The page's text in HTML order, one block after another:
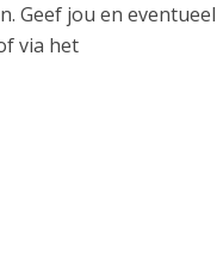
Geef jou en eventueel
via het